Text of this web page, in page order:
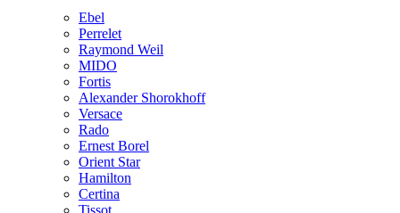
Ebel
Perrelet
Raymond Weil
MIDO
Fortis
Alexander Shorokhoff
Versace
Rado
Ernest Borel
Orient Star
Hamilton
Certina
Tissot